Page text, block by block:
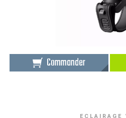
Commander
ECLAIRAGE